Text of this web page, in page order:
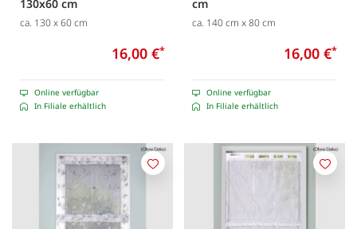
130x60 cm
ca. 130 x 60 cm
16,00 €*
Online verfügbar
In Filiale erhältlich
cm
ca. 140 cm x 80 cm
16,00 €*
Online verfügbar
In Filiale erhältlich
Merken